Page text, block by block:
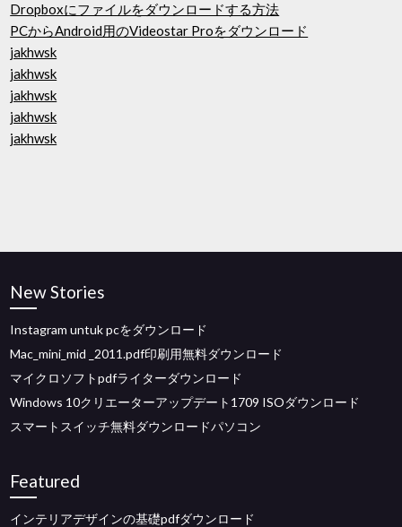
Dropboxにファイルをダウンロードする方法
PCからAndroid用のVideostar Proをダウンロード
jakhwsk
jakhwsk
jakhwsk
jakhwsk
jakhwsk
New Stories
Instagram untuk pcをダウンロード
Mac_mini_mid _2011.pdf印刷用無料ダウンロード
マイクロソフトpdfライターダウンロード
Windows 10クリエーターアップデート1709 ISOダウンロード
スマートスイッチ無料ダウンロードパソコン
Featured
インテリアデザインの基礎pdfダウンロード